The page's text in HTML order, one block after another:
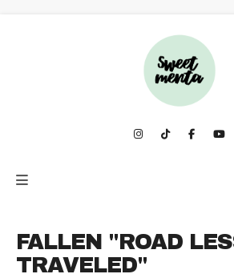
FALLEN "ROAD
TRAVELED"